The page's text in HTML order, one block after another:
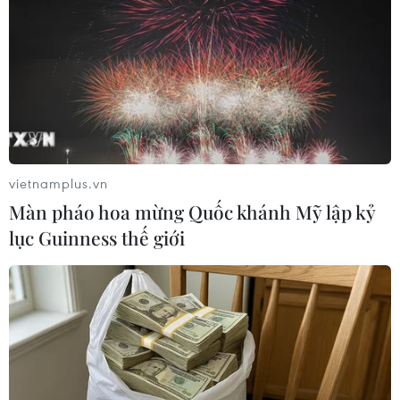
TIN LIÊN QUAN
vietnamplus.vn
Màn pháo hoa mừng Quốc khánh Mỹ lập kỷ
lục Guinness thế giới